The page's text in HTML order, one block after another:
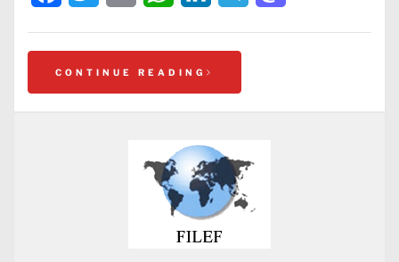
CONTINUE READING